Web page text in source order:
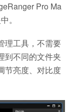
Pro Ma
。
理工具，不需要
到不同的文件夹
节亮度、对比度